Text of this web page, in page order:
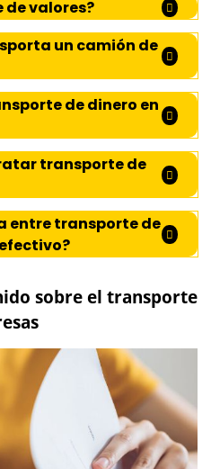
de valores?
un camión de
de dinero en
transporte de
entre transporte de
sobre el transporte